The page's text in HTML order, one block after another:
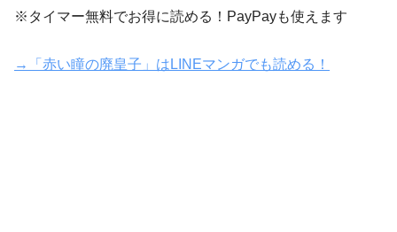
※タイマー無料でお得に読める！PayPayも使えます
→「赤い瞳の廃皇子」はLINEマンガでも読める！